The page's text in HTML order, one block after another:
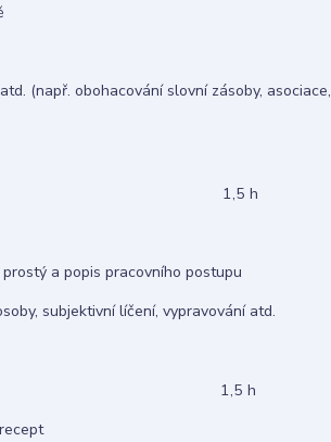
(např. obohacování slovní zásoby, asociace,
h
a popis pracovního postupu
subjektivní líčení, vypravování atd.
h